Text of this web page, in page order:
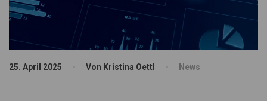
25. April 2025 Von Kristina Oettl News